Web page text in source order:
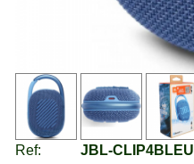
Ref:
JBL-CLIP4BLEU